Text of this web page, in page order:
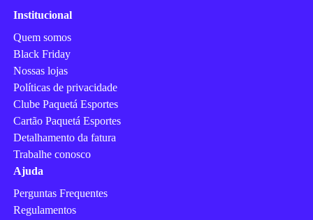
Institucional
Quem somos
Black Friday
Nossas lojas
Políticas de privacidade
Clube Paquetá Esportes
Cartão Paquetá Esportes
Detalhamento da fatura
Trabalhe conosco
Ajuda
Perguntas Frequentes
Regulamentos